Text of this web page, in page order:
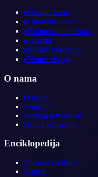
▸Natalna karta
▸Uporedna karta
▸Kompozit horoskop
▸Tranziti
▸Solarni horoskop
▸Numerologija
O nama
O nama
Kontakt
Politika privatnosti
Uslovi koriscenja
Enciklopedija
Znakovi zodijaka
Planete